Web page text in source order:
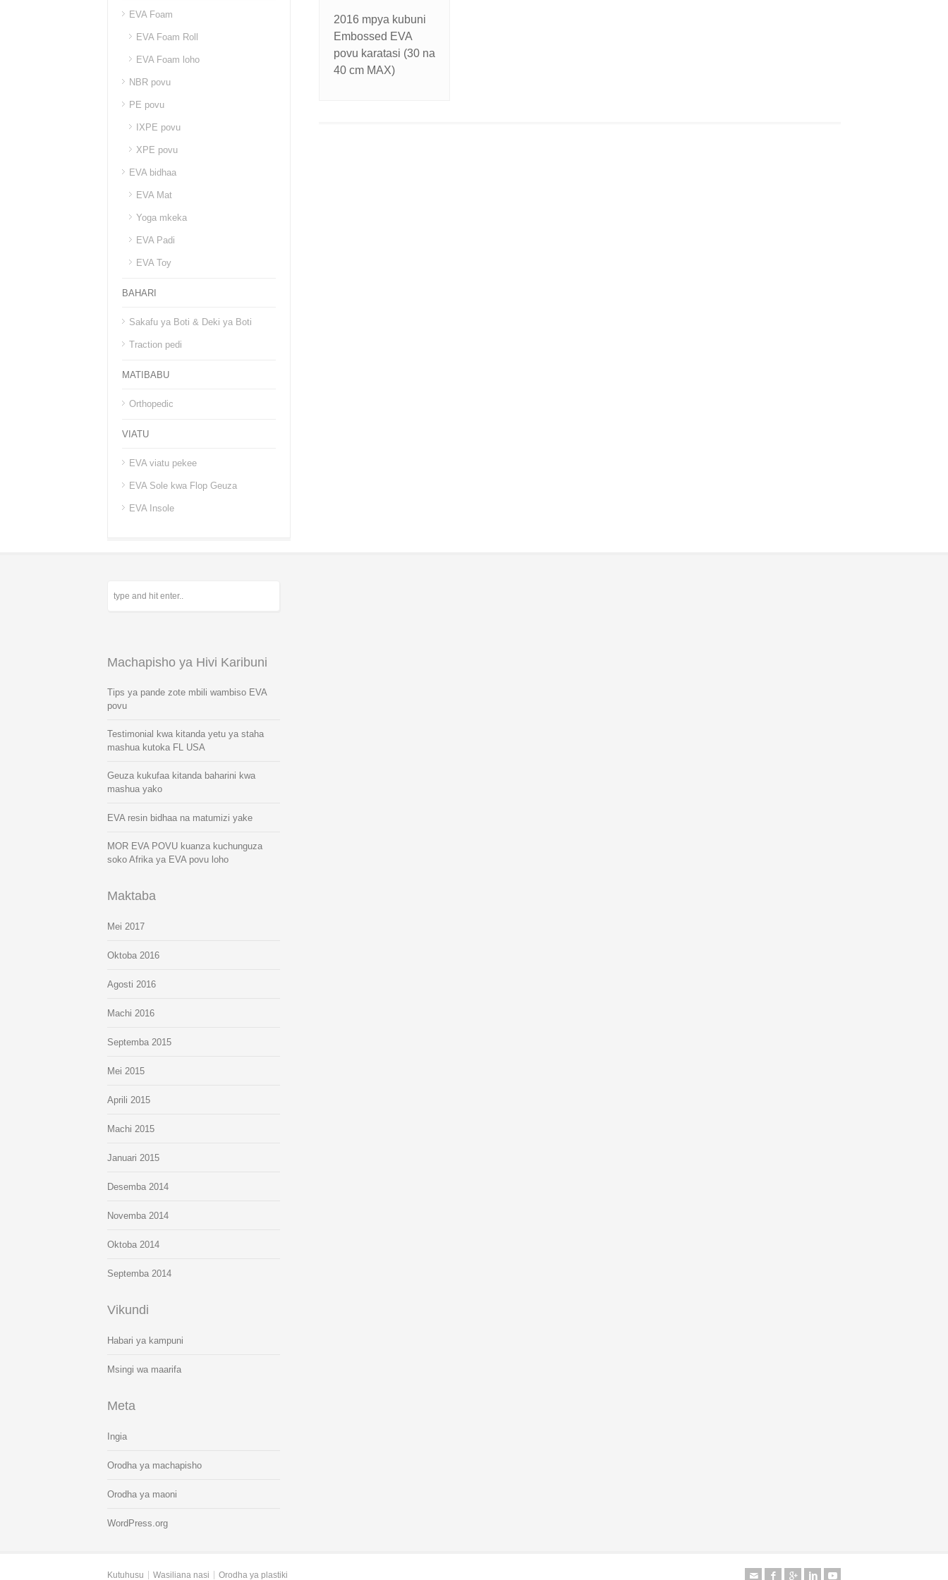
2016 mpya kubuni
Embossed EVA
povu karatasi (30 na
40 cm MAX)
EVA Foam
EVA Foam Roll
EVA Foam loho
NBR povu
PE povu
IXPE povu
XPE povu
EVA bidhaa
EVA Mat
Yoga mkeka
EVA Padi
EVA Toy
BAHARI
Sakafu ya Boti & Deki ya Boti
Traction pedi
MATIBABU
Orthopedic
VIATU
EVA viatu pekee
EVA Sole kwa Flop Geuza
EVA Insole
Machapisho ya Hivi Karibuni
Tips ya pande zote mbili wambiso EVA
povu
Testimonial kwa kitanda yetu ya staha
mashua kutoka FL USA
Geuza kukufaa kitanda baharini kwa
mashua yako
EVA resin bidhaa na matumizi yake
MOR EVA POVU kuanza kuchunguza
soko Afrika ya EVA povu loho
Maktaba
Mei 2017
Oktoba 2016
Agosti 2016
Machi 2016
Septemba 2015
Mei 2015
Aprili 2015
Machi 2015
Januari 2015
Desemba 2014
Novemba 2014
Oktoba 2014
Septemba 2014
Vikundi
Habari ya kampuni
Msingi wa maarifa
Meta
Ingia
Orodha ya machapisho
Orodha ya maoni
WordPress.org
Kutuhusu Wasiliana nasi Orodha ya plastiki